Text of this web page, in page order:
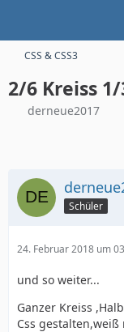
CSS & CSS3
2/6 Kreiss
derneue2017
Schüler
24. Februar 2018 um
und so weiter...
Ganzer Kreiss
Css